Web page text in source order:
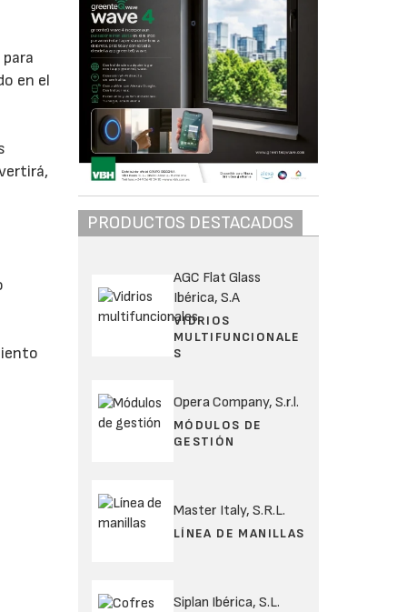
en el
PRODUCTOS DESTACADOS
AGC Flat Glass
Ibérica, S.A
VIDRIOS
MULTIFUNCIONALE
S
Opera Company, S.r.l.
MÓDULOS DE
GESTIÓN
Master Italy, S.R.L.
LÍNEA DE MANILLAS
Siplan Ibérica, S.L.